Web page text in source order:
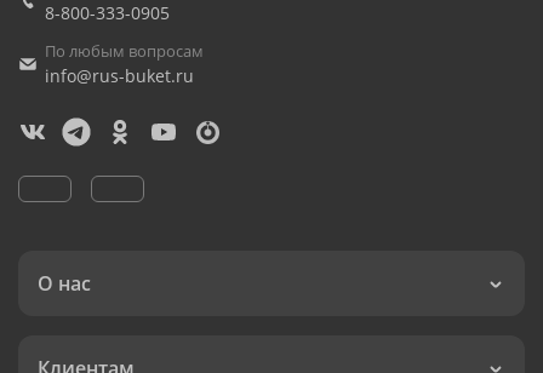
8-800-333-0905
По любым вопросам
info@rus-buket.ru
О нас